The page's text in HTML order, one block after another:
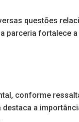
questões
parceria fortalece
conforme
a